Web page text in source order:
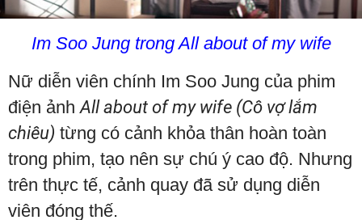
Im Soo Jung trong All about of my wife
Nữ diễn viên chính Im Soo Jung của phim
điện ảnhAll about of my wife (Cô vợ lắm
chiêu) từng có cảnh khỏa thân hoàn toàn
trong phim, tạo nên sự chú ý cao độ. Nhưng
trên thực tế, cảnh quay đã sử dụng diễn
viên đóng thế.